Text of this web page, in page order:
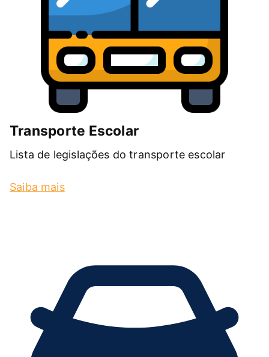
Transporte Escolar
Lista de legislações do transporte escolar
Saiba mais